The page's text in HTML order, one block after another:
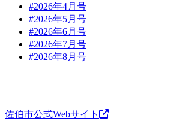
#2026年4月号
#2026年5月号
#2026年6月号
#2026年7月号
#2026年8月号
佐伯市公式Webサイト